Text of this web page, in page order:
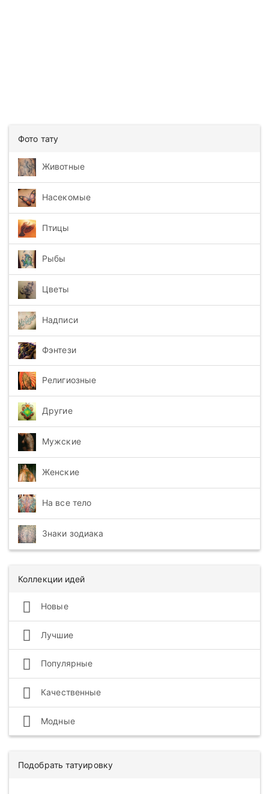
Фото тату
Животные
Насекомые
Птицы
Рыбы
Цветы
Надписи
Фэнтези
Религиозные
Другие
Мужские
Женские
На все тело
Знаки зодиака
Коллекции идей
Новые
Лучшие
Популярные
Качественные
Модные
Подобрать татуировку